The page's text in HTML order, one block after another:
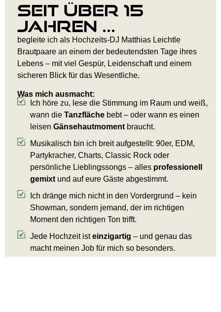
Seit über 15
Jahren ...
begleite ich als Hochzeits-DJ Matthias Leichtle
Brautpaare an einem der bedeutendsten Tage ihres
Lebens – mit viel Gespür, Leidenschaft und einem
sicheren Blick für das Wesentliche.
Was mich ausmacht:
Ich höre zu, lese die Stimmung im Raum und weiß,
wann die Tanzfläche bebt – oder wann es einen
leisenGänsehautmoment braucht.
Musikalisch bin ich breit aufgestellt: 90er, EDM,
Partykracher, Charts, Classic Rock oder
persönliche Lieblingssongs – alles professionell
gemixt und auf eure Gäste abgestimmt.
Ich dränge mich nicht in den Vordergrund – kein
Showman, sondern jemand, der im richtigen
Moment den richtigen Ton trifft.
Jede Hochzeit isteinzigartig – und genau das
macht meinen Job für mich so besonders.